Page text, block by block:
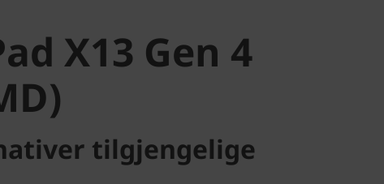
X13 Gen 4
tilgjengelige